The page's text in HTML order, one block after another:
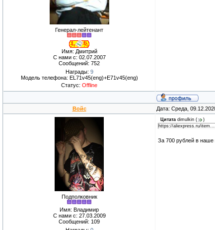
Генерал-лейтенант
Имя: Дмитрий
С нами с: 02.07.2007
Сообщений: 752
Награды: 9
Модель телефона: EL71v45(eng)+E71v45(eng)
Статус: Offline
Войс Дата: Среда,
Подполковник
Имя: Владимир
С нами с: 27.03.2009
Сообщений: 109
Цитата dimulkin (
)
https://aliexpress.ru/
За 700 рублей в